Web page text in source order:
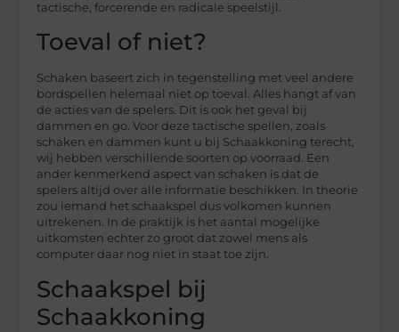
tactische, forcerende en radicale speelstijl.
Toeval of niet?
Schaken baseert zich in tegenstelling met veel andere
bordspellen helemaal niet op toeval. Alles hangt af van
de acties van de spelers. Dit is ook het geval bij
dammen en go. Voor deze tactische spellen, zoals
schaken en dammen kunt u bij Schaakkoning terecht,
wij hebben verschillende soorten op voorraad. Een
ander kenmerkend aspect van schaken is dat de
spelers altijd over alle informatie beschikken. In theorie
zou iemand het schaakspel dus volkomen kunnen
uitrekenen. In de praktijk is het aantal mogelijke
uitkomsten echter zo groot dat zowel mens als
computer daar nog niet in staat toe zijn.
Schaakspel bij
Schaakkoning